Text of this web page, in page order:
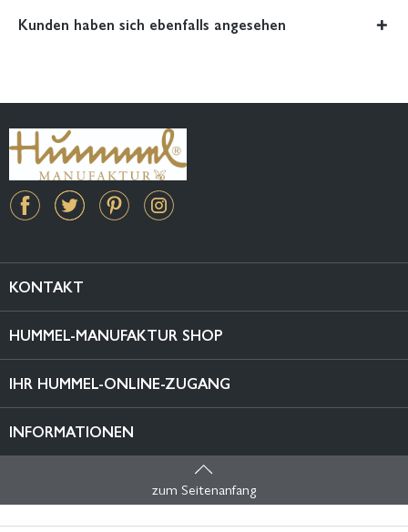
Kunden haben sich ebenfalls angesehen
KONTAKT
HUMMEL-MANUFAKTUR SHOP
IHR HUMMEL-ONLINE-ZUGANG
INFORMATIONEN
zum Seitenanfang